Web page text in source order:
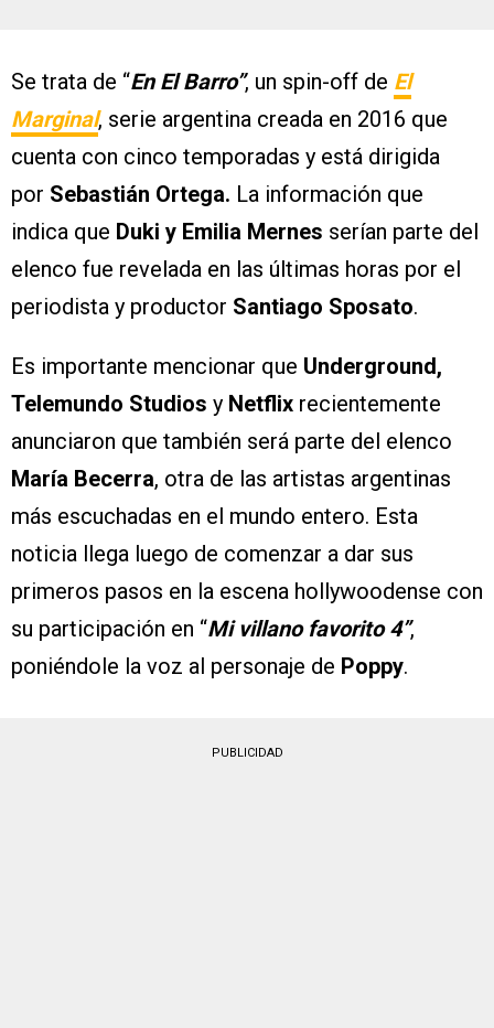
Se trata de “En El Barro”, un spin-off de El
Marginal, serie argentina creada en 2016 que
cuenta con cinco temporadas y está dirigida
por Sebastián Ortega. La información que
indica que Duki y Emilia Mernes serían parte del
elenco fue revelada en las últimas horas por el
periodista y productor Santiago Sposato.
Es importante mencionar que Underground,
Telemundo Studios y Netflix recientemente
anunciaron que también será parte del elenco
María Becerra, otra de las artistas argentinas
más escuchadas en el mundo entero. Esta
noticia llega luego de comenzar a dar sus
primeros pasos en la escena hollywoodense con
su participación en “Mi villano favorito 4”,
poniéndole la voz al personaje de Poppy.
PUBLICIDAD